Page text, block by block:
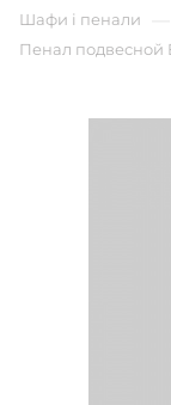
Шафи і пенали
Пенал подвесной